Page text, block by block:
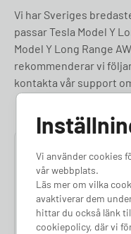
Vi har Sveriges
passar Tesla Model Y
Model Y Long Range
rekommenderar vi
kontakta vår support
Vi använder cookies
vår webbplats.
Läs mer om vilka
avaktiverar dem
hittar du också länk
cookiepolicy, där vi